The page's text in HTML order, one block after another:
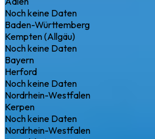
Noch keine Daten
Baden-Württemberg
Kempten (Allgäu)
Noch keine Daten
Bayern
Herford
Noch keine Daten
Nordrhein-Westfalen
Kerpen
Noch keine Daten
Nordrhein-Westfalen